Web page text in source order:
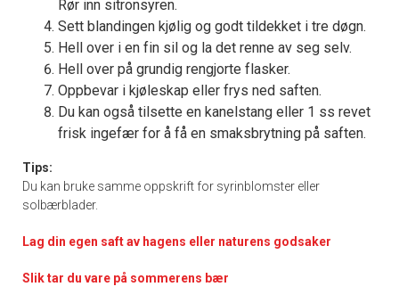
Rør inn sitronsyren.
Sett blandingen kjølig og godt tildekket i tre døgn.
Hell over i en fin sil og la det renne av seg selv.
Hell over på grundig rengjorte flasker.
Oppbevar i kjøleskap eller frys ned saften.
Du kan også tilsette en kanelstang eller 1 ss revet
frisk ingefær for å få en smaksbrytning på saften.
Tips:
Du kan bruke samme oppskrift for syrinblomster eller
solbærblader.
Lag din egen saft av hagens eller naturens godsaker
Slik tar du vare på sommerens bær